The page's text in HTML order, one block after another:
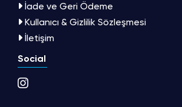
İade ve Geri Ödeme
Kullanıcı & Gizlilik Sözleşmesi
İletişim
Social